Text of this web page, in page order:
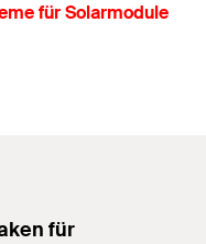
für Solarmodule
für